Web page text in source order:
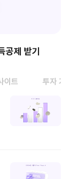
공제 받기
이트 투자 가